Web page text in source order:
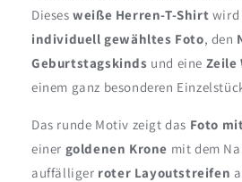
Diesesweiße Herren-T-Shirt wird
individuell gewähltes Foto, den
Geburtstagskinds und eine Zeile
einem ganz besonderen
Das runde Motiv zeigt das Foto
einer goldenen Krone mit dem
auffälliger roter Layoutstreifen